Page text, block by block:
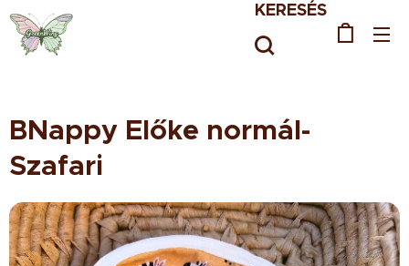
KERESÉS
BNappy Előke normál-
Szafari